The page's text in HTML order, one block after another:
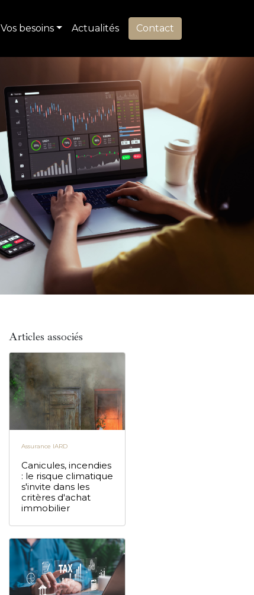
Vos besoins Actualités Contact
Articles associés
Assurance IARD
Canicules, incendies
: le risque climatique
s'invite dans les
critères d'achat
immobilier